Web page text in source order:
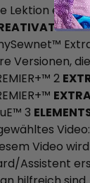
Lektion
Versionen,
2
3
Video:
Video
Assistent